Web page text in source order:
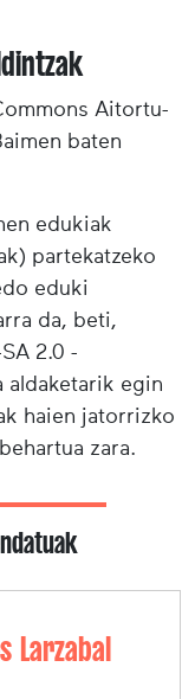
Aitortu-
baten
edukiak
partekatzeko
eduki
da, beti,
2.0 -
aldaketarik egin
haien jatorrizko
zara.
Larzabal